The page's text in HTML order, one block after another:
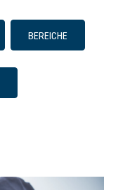
BEREICHE